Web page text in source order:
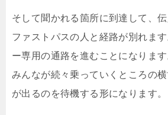
そして聞かれる箇所に到達して、
ファストパスの人と経路が別れま
ー専用の通路を進むことになります
みんなが続々乗っていくところの
が出るのを待機する形になります。